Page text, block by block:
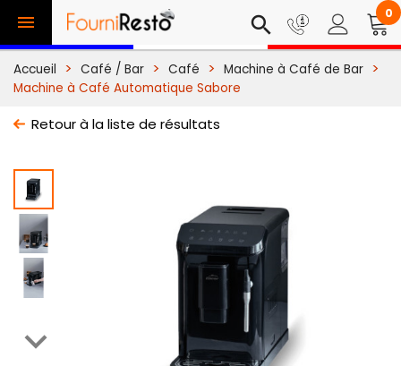
 search 0
Accueil Café / Bar Café
Machine à Café de Bar
Machine à Café Automatique Sabore
Retour à la liste de résultats
